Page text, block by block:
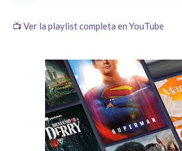
📺 Ver la playlist completa en YouTube